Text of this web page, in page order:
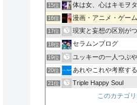
15位 体は女、心はキモヲタ
16位 漫画・アニメ・ゲー
17位 現実と妄想の区別が
18位 セラムンブログ
19位 ユッキーの一人つぶ
20位 あれやこれや考察するブ
21位 Triple Happy Soul
深夜アニメ速報
このカテゴ